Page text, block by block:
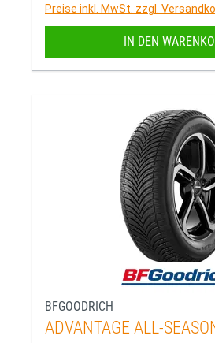
Preise inkl. MwSt. zzgl.
IN DEN
BFGOODRICH
ADVANTAGE ALL-